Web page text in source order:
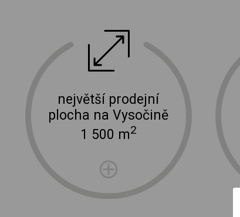
největší prodejní
plocha na Vysočině
1 500 m2
doprava a instalace elektro